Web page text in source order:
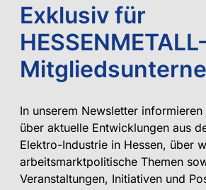
Exklusiv für
HESSENMETALL-
In unserem Newsletter
über aktuelle Entwicklungen aus
Elektro-Industrie in Hessen, über
arbeitsmarktpolitische Themen
Veranstaltungen, Initiativen und